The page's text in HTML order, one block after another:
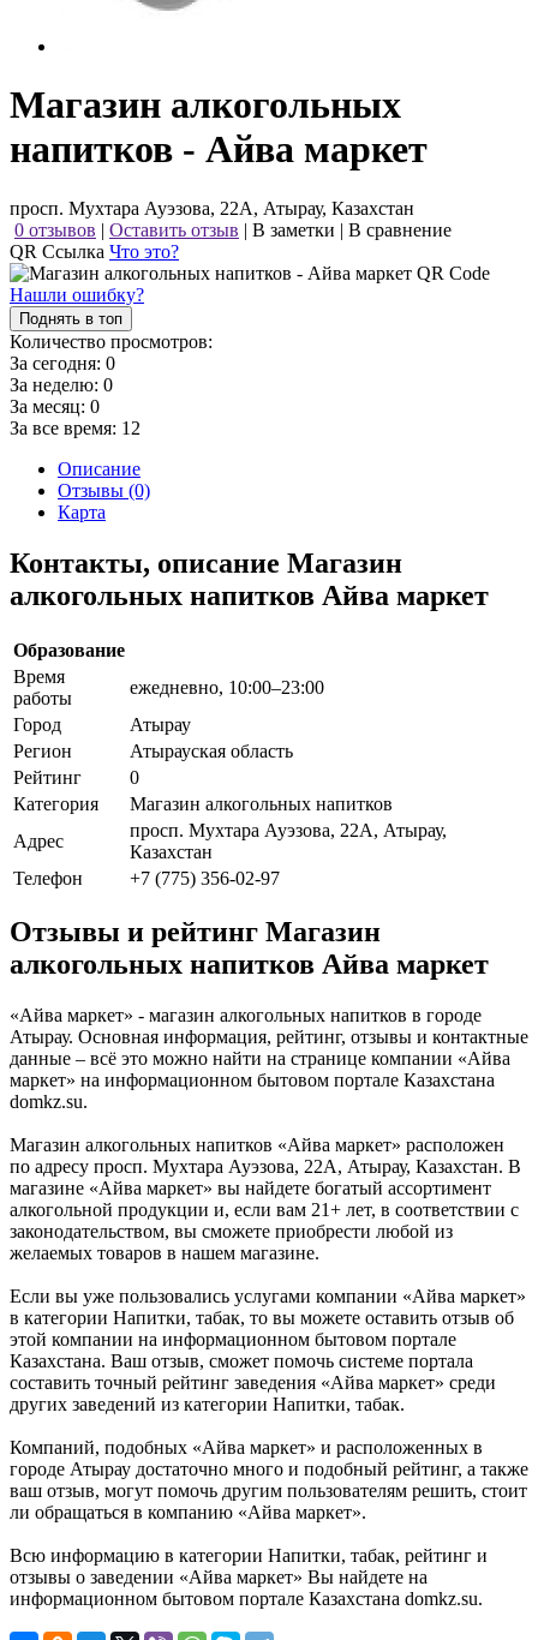
Магазин алкогольных
напитков - Айва маркет
просп. Мухтара Ауэзова, 22А, Атырау, Казахстан
0 отзывов | Оставить отзыв | В заметки | В сравнение
QR Ссылка Что это?
Нашли ошибку?
Поднять в топ
Количество просмотров:
За сегодня: 0
За неделю: 0
За месяц: 0
За все время: 12
Описание
Отзывы (0)
Карта
Контакты, описание Магазин
алкогольных напитков Айва маркет
Образование
Время
работы
ежедневно, 10:00–23:00
Город
Атырау
Регион
Атырауская область
Рейтинг
0
Категория
Магазин алкогольных напитков
Адрес
просп. Мухтара Ауэзова, 22А, Атырау,
Казахстан
Телефон
+7 (775) 356-02-97
Отзывы и рейтинг Магазин
алкогольных напитков Айва маркет
«Айва маркет» - магазин алкогольных напитков в городе
Атырау. Основная информация, рейтинг, отзывы и контактные
данные – всё это можно найти на странице компании «Айва
маркет» на информационном бытовом портале Казахстана
domkz.su.
Магазин алкогольных напитков «Айва маркет» расположен
по адресу просп. Мухтара Ауэзова, 22А, Атырау, Казахстан. В
магазине «Айва маркет» вы найдете богатый ассортимент
алкогольной продукции и, если вам 21+ лет, в соответствии с
законодательством, вы сможете приобрести любой из
желаемых товаров в нашем магазине.
Если вы уже пользовались услугами компании «Айва маркет»
в категории Напитки, табак, то вы можете оставить отзыв об
этой компании на информационном бытовом портале
Казахстана. Ваш отзыв, сможет помочь системе портала
составить точный рейтинг заведения «Айва маркет» среди
других заведений из категории Напитки, табак.
Компаний, подобных «Айва маркет» и расположенных в
городе Атырау достаточно много и подобный рейтинг, а также
ваш отзыв, могут помочь другим пользователям решить, стоит
ли обращаться в компанию «Айва маркет».
Всю информацию в категории Напитки, табак, рейтинг и
отзывы о заведении «Айва маркет» Вы найдете на
информационном бытовом портале Казахстана domkz.su.